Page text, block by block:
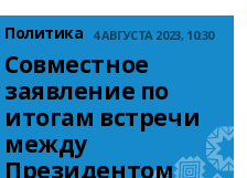
Политика 4 АВГУСТА 2023, 10:30
Совместное
заявление по
итогам встречи
между
Президентом